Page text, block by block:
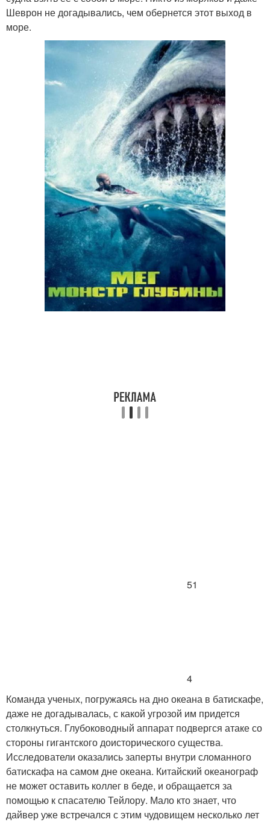
Шеврон не догадывались, чем обернется этот выход в
море.
51
4
Команда ученых, погружаясь на дно океана в батискафе,
даже не догадывалась, с какой угрозой им придется
столкнуться. Глубоководный аппарат подвергся атаке со
стороны гигантского доисторического существа.
Исследователи оказались заперты внутри сломанного
батискафа на самом дне океана. Китайский океанограф
не может оставить коллег в беде, и обращается за
помощью к спасателю Тейлору. Мало кто знает, что
дайвер уже встречался с этим чудовищем несколько лет